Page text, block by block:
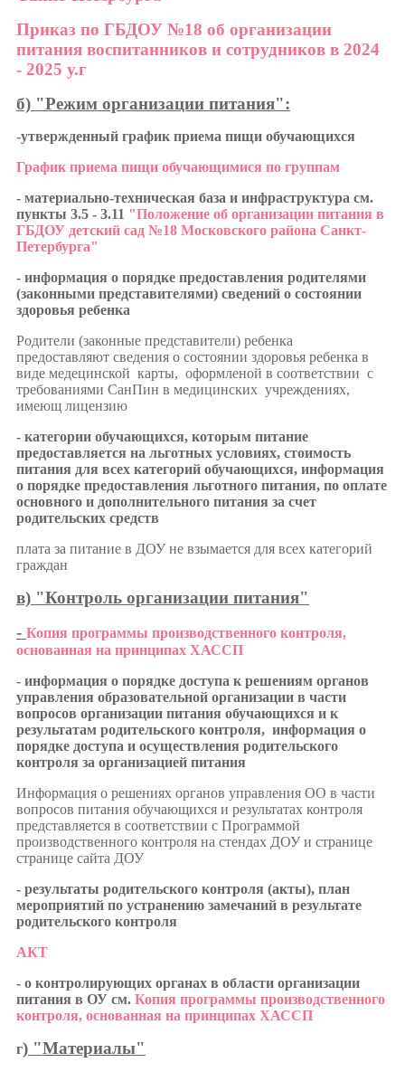
Приказ по ГБДОУ №18 об организации
питания воспитанников и сотрудников в 2024
- 2025 у.г
б) "Режим организации питания":
-утвержденный график приема пищи обучающихся
График приема пищи обучающимися по группам
- материально-техническая база и инфраструктура см.
пункты 3.5 - 3.11 "Положение об организации питания в
ГБДОУ детский сад №18 Московского района Санкт-
Петербурга"
- информация о порядке предоставления родителями
(законными представителями) сведений о состоянии
здоровья ребенка
Родители (законные представители) ребенка
предоставляют сведения о состоянии здоровья ребенка в
виде медецинской карты, оформленой в соответствии с
требованиями СанПин в медицинских учреждениях,
имеющ лицензию
- категории обучающихся, которым питание
предоставляется на льготных условиях, стоимость
питания для всех категорий обучающихся, информация
о порядке предоставления льготного питания, по оплате
основного и дополнительного питания за счет
родительских средств
плата за питание в ДОУ не взымается для всех категорий
граждан
в) "Контроль организации питания"
- Копия программы производственного контроля,
основанная на принципах ХАССП
- информация о порядке доступа к решениям органов
управления образовательной организации в части
вопросов организации питания обучающихся и к
результатам родительского контроля, информация о
порядке доступа и осуществления родительского
контроля за организацией питания
Информация о решениях органов управления ОО в части
вопросов питания обучающихся и результатах контроля
представляется в соответствии с Программой
производственного контроля на стендах ДОУ и странице
странице сайта ДОУ
- результаты родительского контроля (акты), план
мероприятий по устранению замечаний в результате
родительского контроля
АКТ
- о контролирующих органах в области организации
питания в ОУ см. Копия программы производственного
контроля, основанная на принципах ХАССП
г) "Материалы"